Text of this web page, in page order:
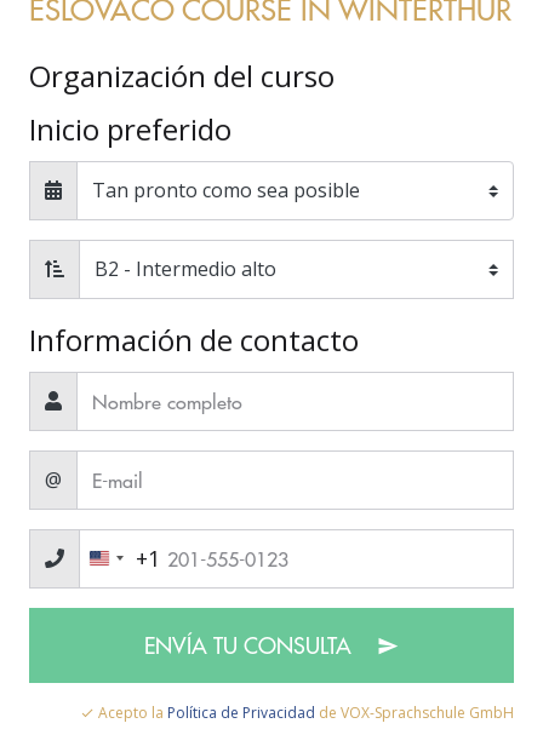
Organización del curso
Inicio preferido
Información de contacto
@
+1
ENVÍA TU CONSULTA
Acepto la Política de Privacidad de VOX-Sprachschule GmbH